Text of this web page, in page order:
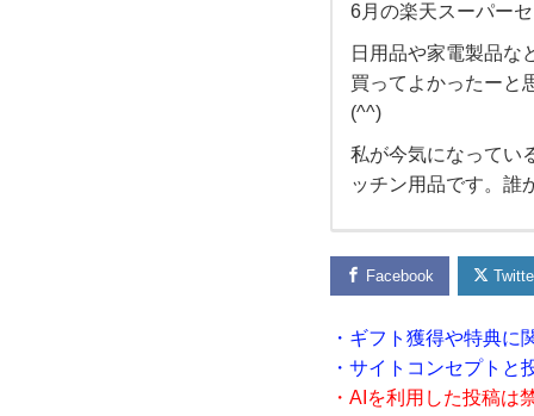
6
月
の
楽
天
ス
ー
6月の楽天スーパー
日用品や家電製品な
買ってよかったーと
(^^)
私が今気になってい
ッチン用品です。誰
Facebook
・ギフト獲得や特典に
・サイトコンセプトと
・AIを利用した投稿は